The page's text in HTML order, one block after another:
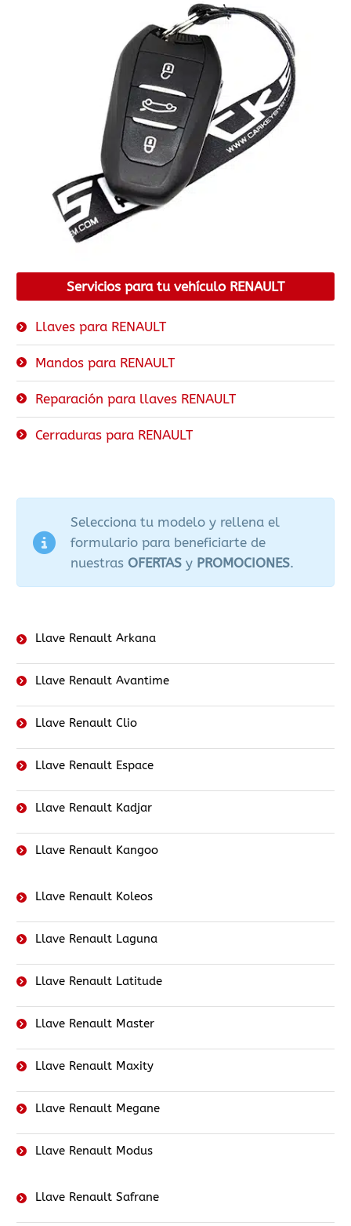
Servicios para tu vehículo RENAULT
Llaves para RENAULT
Mandos para RENAULT
Reparación para llaves RENAULT
Cerraduras para RENAULT
Selecciona tu modelo y rellena el
formulario para beneficiarte de
nuestras OFERTAS y PROMOCIONES.
Llave Renault Arkana
Llave Renault Avantime
Llave Renault Clio
Llave Renault Espace
Llave Renault Kadjar
Llave Renault Kangoo
Llave Renault Koleos
Llave Renault Laguna
Llave Renault Latitude
Llave Renault Master
Llave Renault Maxity
Llave Renault Megane
Llave Renault Modus
Llave Renault Safrane